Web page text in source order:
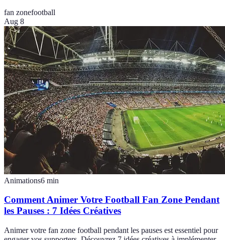
fan zonefootball
Aug 8
Animations6 min
Comment Animer Votre Football Fan Zone Pendant
les Pauses : 7 Idées Créatives
Animer votre fan zone football pendant les pauses est essentiel pour